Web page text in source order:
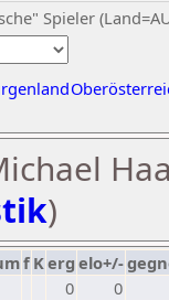
Spieler
)
f Kerg elo+/-
0
0